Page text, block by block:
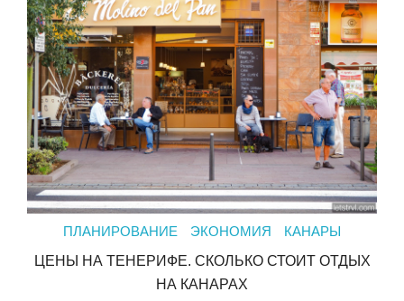
ПЛАНИРОВАНИЕ ЭКОНОМИЯ
КАНАРЫ
ЦЕНЫ НА ТЕНЕРИФЕ. СКОЛЬКО СТОИТ ОТДЫХ
НА КАНАРАХ